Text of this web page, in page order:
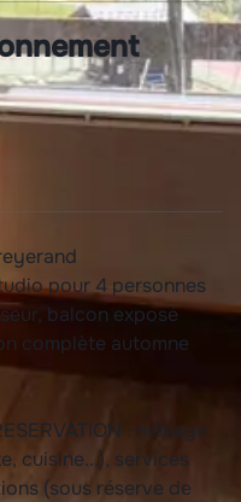
pour 4 personnes
balcon exposé
complète automne
: ménage
cuisine...), services
(sous réserve de